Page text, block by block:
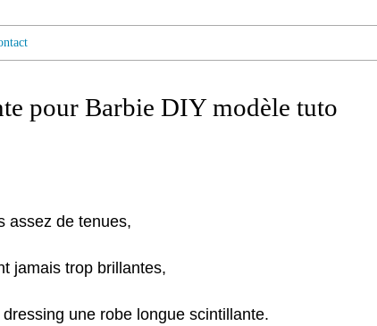
pour Barbie DIY modèle tuto
assez de tenues,
jamais trop brillantes,
une robe longue scintillante.